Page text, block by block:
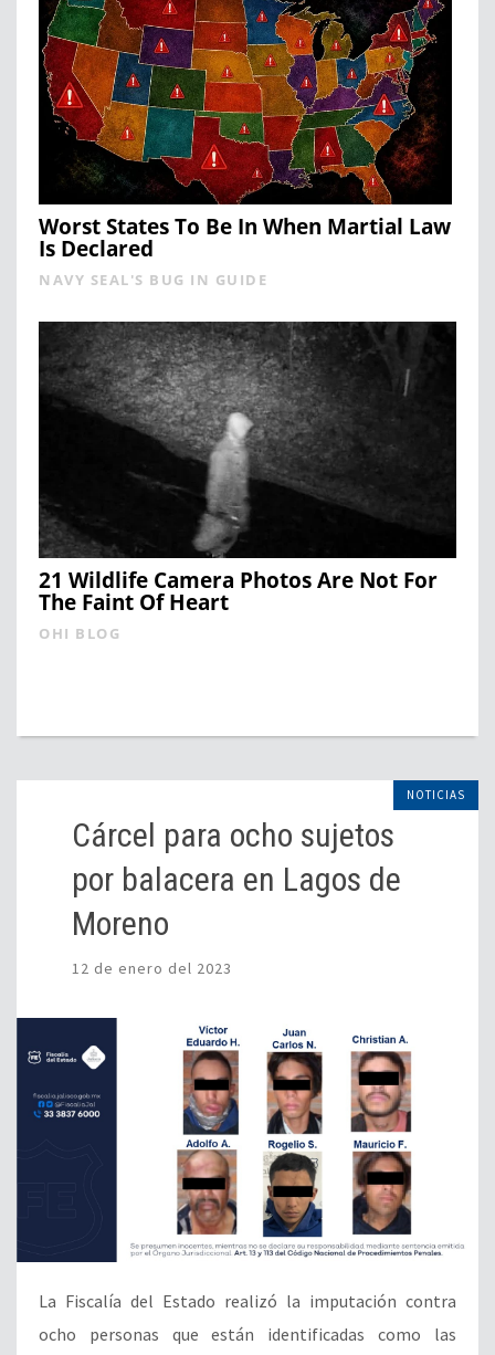
Worst States To Be In When Martial Law
Is Declared
NAVY SEAL'S BUG IN GUIDE
21 Wildlife Camera Photos Are Not For
The Faint Of Heart
OHI BLOG
NOTICIAS
Cárcel para ocho sujetos
por balacera en Lagos de
Moreno
12 de enero del 2023
La Fiscalía del Estado realizó la imputación contra
ocho personas que están identificadas como las